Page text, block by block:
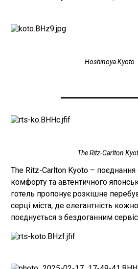
Hoshinoya Kyoto
The Ritz-Carlton
The Ritz-Carlton Kyoto – поєднання
комфорту та автентичного
готель пропонує розкішне
серці міста, де елегантність
поєднується з бездоганним